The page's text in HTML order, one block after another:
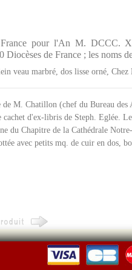
pour l'An M. DCCC.
Diocèses de France ; les noms
veau marbré, dos lisse orné,
M. Chatillon (chef du Bureau
d'ex-libris de Steph. Eglée.
du Chapitre de la Cathédrale
avec petits mq. de cuir en dos,